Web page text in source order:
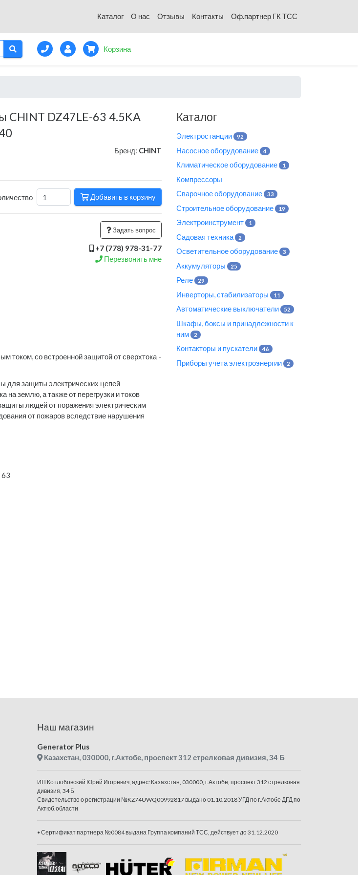
Каталог О нас Отзывы Контакты Оф.партнер ГК ТСС
Корзина
CHINT DZ47LE-63 4.5KA
Бренд: CHINT
Добавить в корзину
Задать вопрос
+7 (778) 978-31-77
Перезвонить мне
со встроенной защитой от сверхтока -
для защиты электрических цепей
на землю, а также от перегрузки и токов
людей от поражения электрическим
от пожаров вследствие нарушения
63
Каталог
Электростанции 92
Насосное оборудование 4
Климатическое оборудование 1
Компрессоры
Сварочное оборудование
33
Строительное оборудование 19
Электроинструмент 1
Садовая техника 2
Осветительное оборудование 3
Аккумуляторы 25
Реле 29
Инверторы, стабилизаторы 11
Автоматические выключатели 52
Шкафы, боксы и принадлежности к
ним
2
Контакторы и пускатели 46
Приборы учета электроэнергии 2
Наш магазин
Generator Plus
Казахстан, 030000, г.Актобе, проспект 312 стрелковая дивизия, 34 Б
ИП Котлобовский Юрий Игоревич, адрес: Казахстан, 030000, г.Актобе, проспект 312 стрелковая
дивизия, 34 Б
Свидетельство о регистрации №KZ74UWQ00992817 выдано 01.10.2018 УГД по г.Актобе ДГД по
Актюб.области
• Сертификат партнера №0084 выдана Группа компаний ТСС, действует до 31.12.2020